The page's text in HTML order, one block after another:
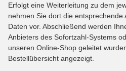
Erfolgt eine Weiterleitung zu dem
nehmen Sie dort die entsprechende
Daten vor. Abschließend werden
Anbieters des Sofortzahl-Systems
unseren Online-Shop geleitet
Bestellübersicht angezeigt.